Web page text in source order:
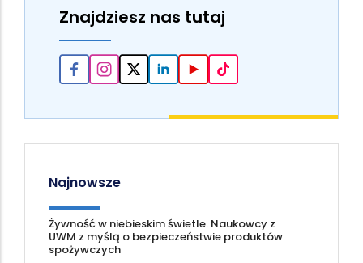
Znajdziesz nas tutaj
Najnowsze
Żywność w niebieskim świetle. Naukowcy z
UWM z myślą o bezpieczeństwie produktów
spożywczych